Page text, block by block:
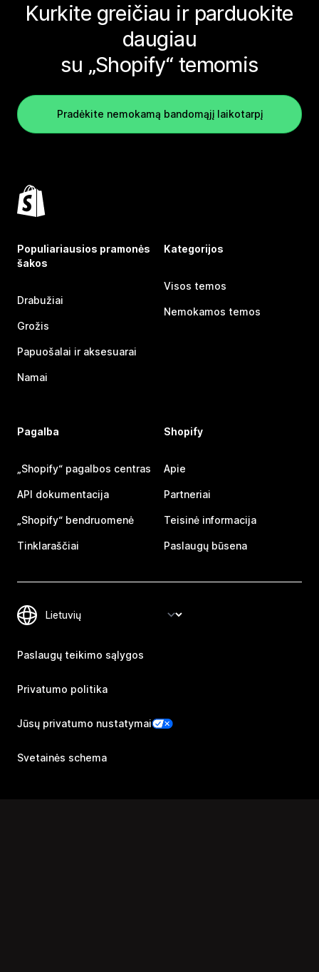
Kurkite greičiau ir parduokite
daugiau
su „Shopify“ temomis
Pradėkite nemokamą bandomąjį laikotarpį
Populiariausios pramonės
šakos
Drabužiai
Grožis
Papuošalai ir aksesuarai
Namai
Kategorijos
Visos temos
Nemokamos temos
Pagalba
„Shopify“ pagalbos centras
API dokumentacija
„Shopify“ bendruomenė
Tinklaraščiai
Shopify
Apie
Partneriai
Teisinė informacija
Paslaugų būsena
Paslaugų teikimo sąlygos
Privatumo politika
Jūsų privatumo nustatymai
Svetainės schema